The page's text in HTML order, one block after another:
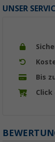
UNSER
Bis
Click